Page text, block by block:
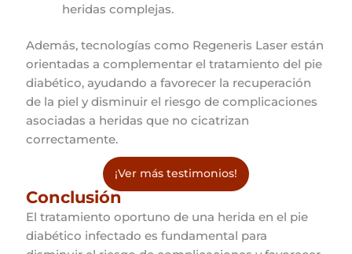
heridas complejas.
Además, tecnologías como Regeneris Laser están
orientadas a complementar el tratamiento del pie
diabético, ayudando a favorecer la recuperación
de la piel y disminuir el riesgo de complicaciones
asociadas a heridas que no cicatrizan
correctamente.
¡Ver más testimonios!
Conclusión
El tratamiento oportuno de una herida en el pie
diabético infectado es fundamental para